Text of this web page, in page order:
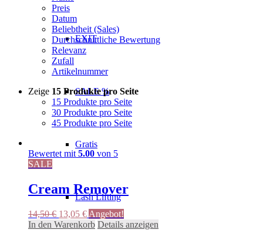
EXIT
SALE %
Gratis
Lash Lifting
Preis
Datum
Beliebtheit (Sales)
Durchschnittliche Bewertung
Relevanz
Zufall
Artikelnummer
Zeige 15 Produkte pro Seite
15 Produkte pro Seite
30 Produkte pro Seite
45 Produkte pro Seite
Bewertet mit 5.00 von 5
SALE
Cream Remover
14,50€ Ursprünglicher
Preis
13,05 €Aktueller
Preis
Angebot!
In den Warenkorb Details anzeigen